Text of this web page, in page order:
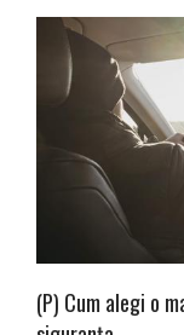
(P) Cum alegi o